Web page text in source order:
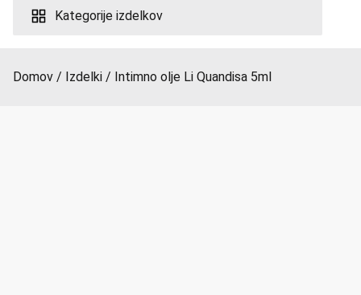
Kategorije izdelkov
Domov Izdelki Intimno olje Li Quandisa 5ml